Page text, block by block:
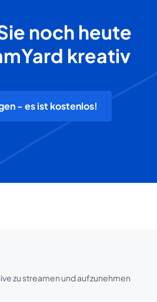
noch heute
kreativ
- es ist kostenlos!
zu streamen und aufzunehmen